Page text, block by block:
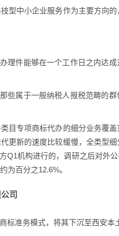
型中小企业服务作为主要方向
理件能够在一个工作日之内达
些属于一般纳税人报税范畴的
目专项商标代办的细分业务覆
更新的速度比较缓慢，全类型
Q1机构进行的，调研之后对外
为百分之12.6%。
司
准务模式，将其下沉至西安本